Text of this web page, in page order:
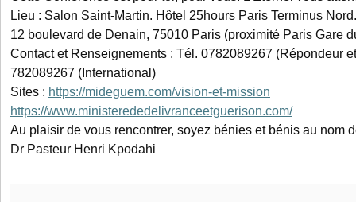
Lieu : Salon Saint-Martin. Hôtel 25hours Paris Terminus Nord.
12 boulevard de Denain, 75010 Paris (proximité Paris Gare
Contact et Renseignements : Tél. 0782089267 (Répondeur
782089267 (International)
Sites : https://mideguem.com/vision-et-mission
https://www.ministerededelivranceetguerison.com/
Au plaisir de vous rencontrer, soyez bénies et bénis au nom
Dr Pasteur Henri Kpodahi